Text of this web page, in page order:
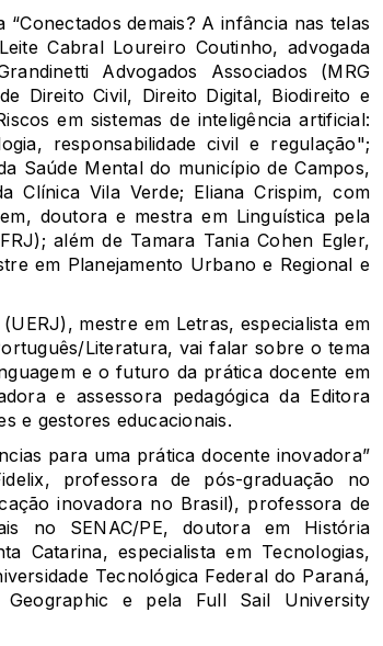
demais? A infância nas telas
Cabral Loureiro Coutinho, advogada
Advogados Associados (MRG
Direito Civil, Direito Digital, Biodireito e
em sistemas de inteligência artificial:
responsabilidade civil e regulação";
Saúde Mental do município de Campos,
Clínica Vila Verde; Eliana Crispim, com
doutora e mestra em Linguística pela
além de Tamara Tania Cohen Egler,
em Planejamento Urbano e Regional e
mestre em Letras, especialista em
Literatura, vai falar sobre o tema
e o futuro da prática docente em
e assessora pedagógica da Editora
e gestores educacionais.
para uma prática docente inovadora”
professora de pós-graduação no
inovadora no Brasil), professora de
no SENAC/PE, doutora em História
Catarina, especialista em Tecnologias,
Tecnológica Federal do Paraná,
e pela Full Sail University